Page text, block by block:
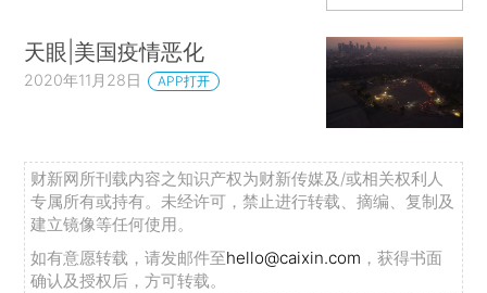
天眼|美国疫情恶化
2020年11月28日 APP打开
财新网所刊载内容之知识产权为财新传媒及/或相关权利人
专属所有或持有。未经许可，禁止进行转载、摘编、复制及
建立镜像等任何使用。
如有意愿转载，请发邮件至hello@caixin.com ，获得书面
确认及授权后，方可转载。